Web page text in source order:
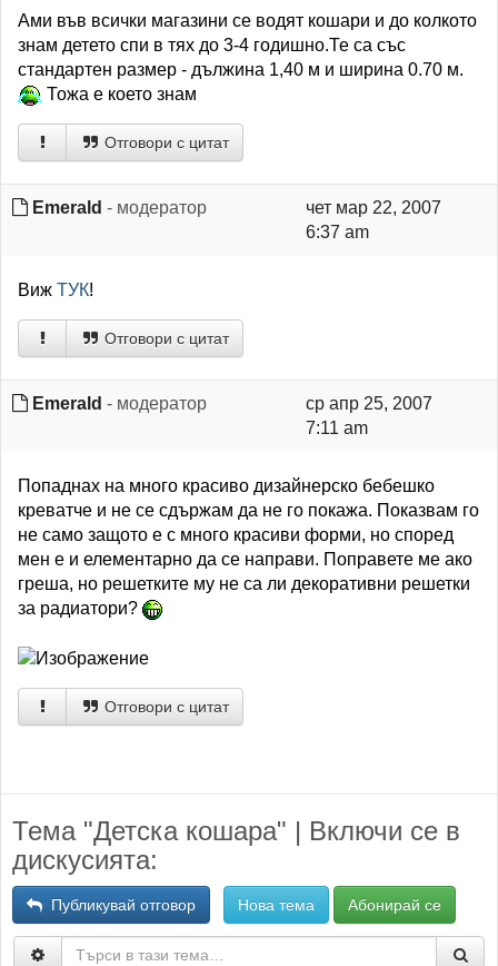
Ами във всички магазини се водят кошари и до колкото
знам детето спи в тях до 3-4 годишно.Те са със
стандартен размер - дължина 1,40 м и ширина 0.70 м.
Тожа е което знам
Отговори с цитат
Emerald - модератор
чет мар 22, 2007
6:37 am
Виж ТУК!
Отговори с цитат
Emerald - модератор
ср апр 25, 2007
7:11 am
Попаднах на много красиво дизайнерско бебешко
креватче и не се сдържам да не го покажа. Показвам го
не само защото е с много красиви форми, но според
мен е и елементарно да се направи. Поправете ме ако
греша, но решетките му не са ли декоративни решетки
за радиатори?
Отговори с цитат
Тема "Детска кошара" | Включи се в
дискусията:
Публикувай отговор Нова тема Абонирай се